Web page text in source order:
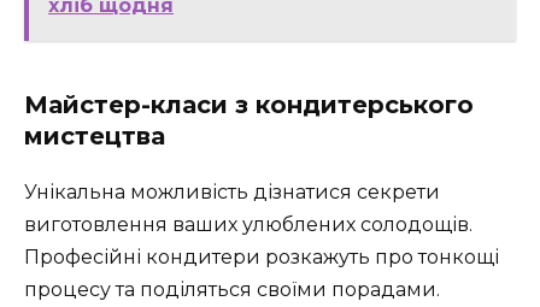
хліб щодня
Майстер-класи з кондитерського
мистецтва
Унікальна можливість дізнатися секрети
виготовлення ваших улюблених солодощів.
Професійні кондитери розкажуть про тонкощі
процесу та поділяться своїми порадами.